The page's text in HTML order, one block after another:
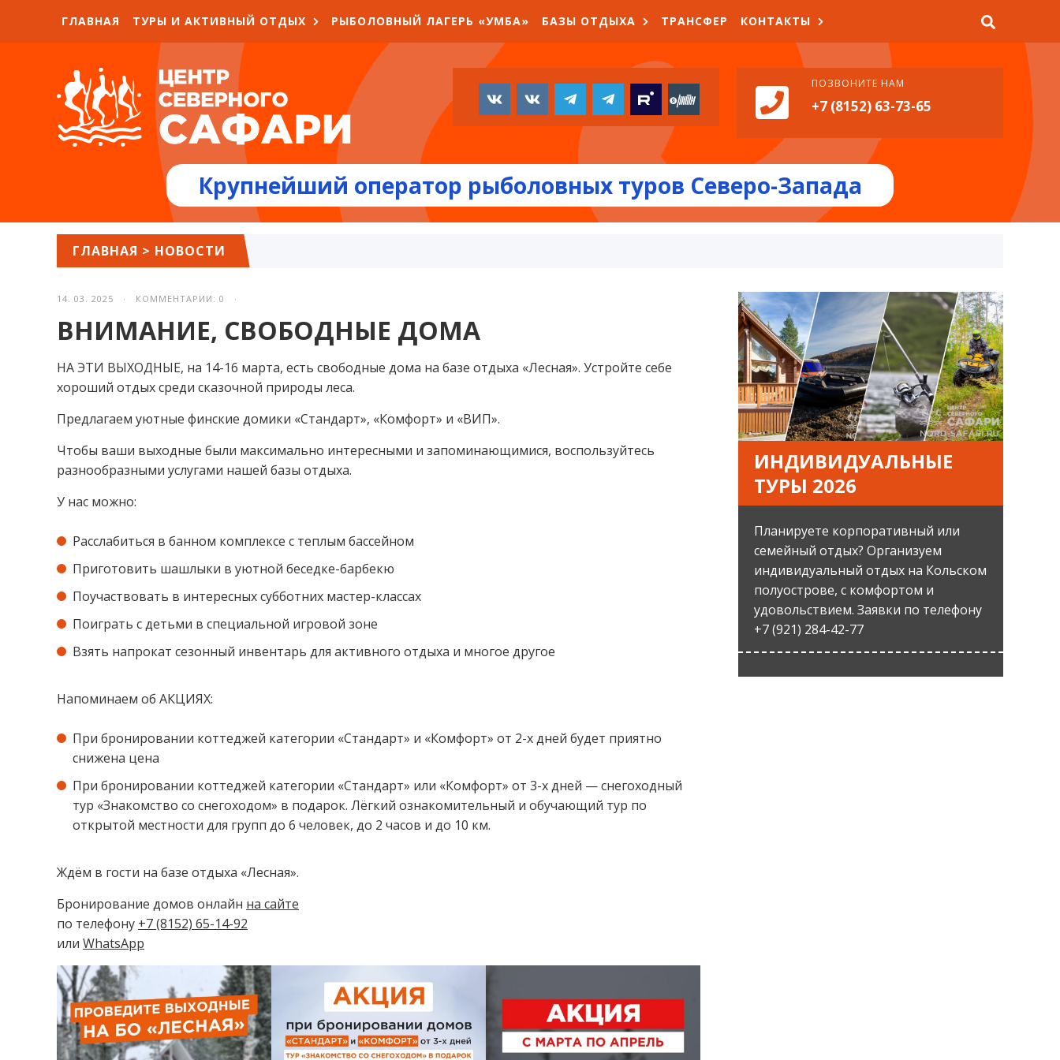
ГЛАВНАЯ ТУРЫ И АКТИВНЫЙ ОТДЫХ РЫБОЛОВНЫЙ ЛАГЕРЬ «УМБА» БАЗЫ ОТДЫХА ТРАНСФЕР КОНТАКТЫ
ПОЗВОНИТЕ НАМ
+7 (8152) 63-73-65
Крупнейший оператор рыболовных туров Северо-Запада
ГЛАВНАЯ > НОВОСТИ
14. 03. 2025 · КОММЕНТАРИИ: 0 ·
ВНИМАНИЕ, СВОБОДНЫЕ ДОМА
НА ЭТИ ВЫХОДНЫЕ, на 14-16 марта, есть свободные дома на базе отдыха «Лесная». Устройте себе
хороший отдых среди сказочной природы леса.
Предлагаем уютные финские домики «Стандарт», «Комфорт» и «ВИП».
Чтобы ваши выходные были максимально интересными и запоминающимися, воспользуйтесь
разнообразными услугами нашей базы отдыха.
У нас можно:
Расслабиться в банном комплексе с теплым бассейном
Приготовить шашлыки в уютной беседке-барбекю
Поучаствовать в интересных субботних мастер-классах
Поиграть с детьми в специальной игровой зоне
Взять напрокат сезонный инвентарь для активного отдыха и многое другое
Напоминаем об АКЦИЯХ:
При бронировании коттеджей категории «Стандарт» и «Комфорт» от 2-х дней будет приятно
снижена цена
При бронировании коттеджей категории «Стандарт» или «Комфорт» от 3-х дней — снегоходный
тур «Знакомство со снегоходом» в подарок. Лёгкий ознакомительный и обучающий тур по
открытой местности для групп до 6 человек, до 2 часов и до 10 км.
Ждём в гости на базе отдыха «Лесная».
Бронирование домов онлайн на сайте
по телефону +7 (8152) 65-14-92
или WhatsApp
ИНДИВИДУАЛЬНЫЕ
ТУРЫ 2026
Планируете корпоративный или
семейный отдых? Организуем
индивидуальный отдых на Кольском
полуострове, с комфортом и
удовольствием. Заявки по телефону
+7 (921) 284-42-77